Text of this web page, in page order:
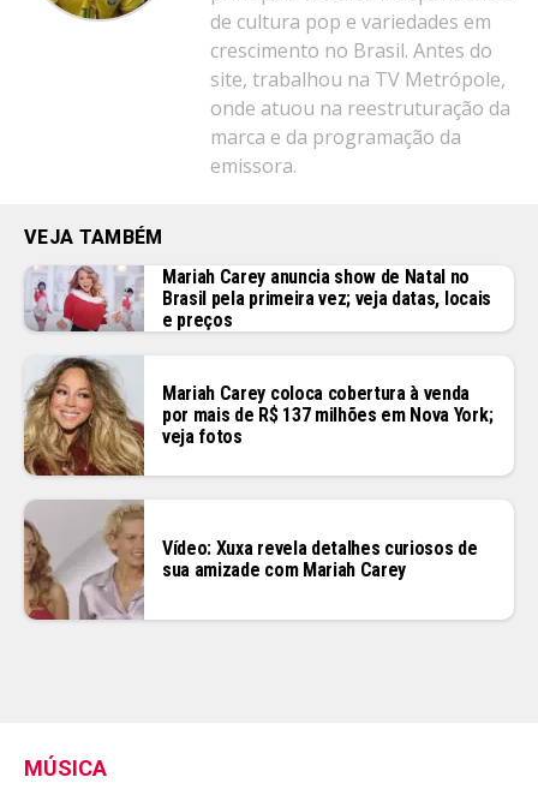
de cultura pop e variedades em
crescimento no Brasil. Antes do
site, trabalhou na TV Metrópole,
onde atuou na reestruturação da
marca e da programação da
emissora.
VEJA TAMBÉM
Mariah Carey anuncia show de Natal no
Brasil pela primeira vez; veja datas, locais
e preços
Mariah Carey coloca cobertura à venda
por mais de R$ 137 milhões em Nova York;
veja fotos
Vídeo: Xuxa revela detalhes curiosos de
sua amizade com Mariah Carey
MÚSICA